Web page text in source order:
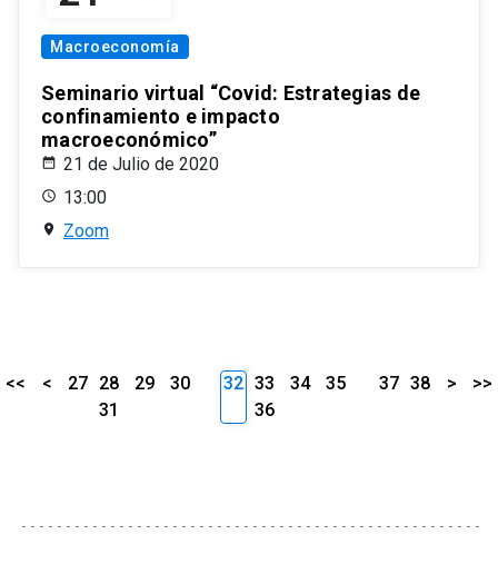
Macroeconomía
Seminario virtual “Covid: Estrategias de
confinamiento e impacto
macroeconómico”
21 de Julio de 2020
13:00
Zoom
<< < 27 28 29
30
31
32 33 34
35
36
37 38 > >>